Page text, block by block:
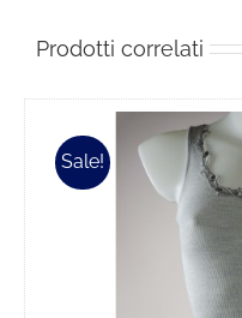
Prodotti correlati
Sale!